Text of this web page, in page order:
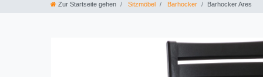
Zur Startseite gehen Sitzmöbel Barhocker Barhocker Ares